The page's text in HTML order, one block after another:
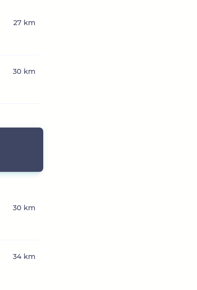
27 km
30 km
30 km
34 km